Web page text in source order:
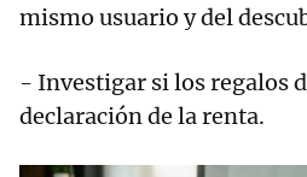
mismo usuario y del
- Investigar si los regalos
declaración de la renta.